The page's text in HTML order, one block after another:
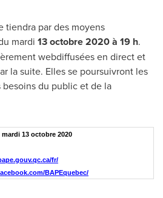
tiendra par des moyens
mardi 13 octobre 2020 à 19 h.
webdiffusées en direct et
la suite. Elles se poursuivront les
du public et de la
13 octobre 2020
fr/
BAPEquebec/